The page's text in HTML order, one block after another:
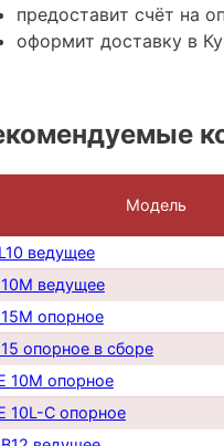
предоставит счёт на
оформит доставку в
Модель
ведущее
10M ведущее
15M опорное
15 опорное в сборе
10M опорное
10L-C опорное